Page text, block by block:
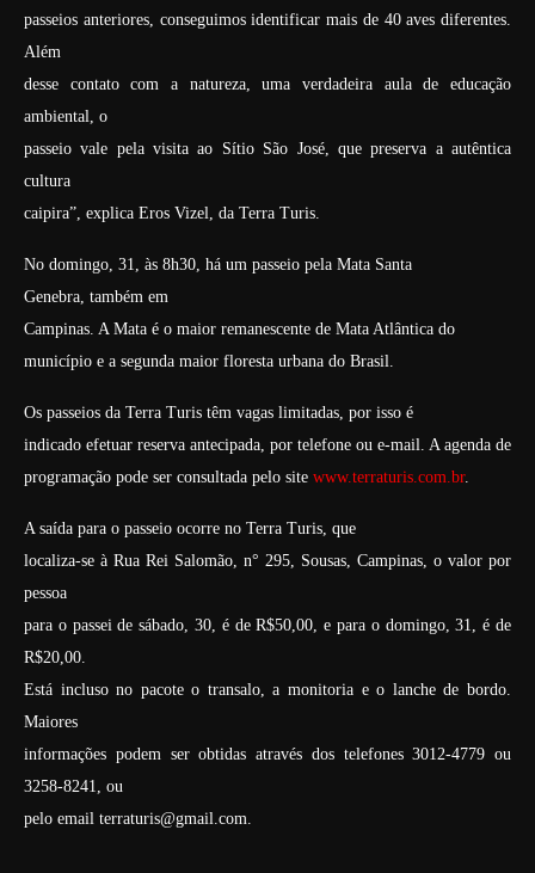
passeios anteriores, conseguimos identificar mais de 40 aves diferentes.
Além
desse contato com a natureza, uma verdadeira aula de educação
ambiental, o
passeio vale pela visita ao Sítio São José, que preserva a autêntica
cultura
caipira”, explica Eros Vizel, da Terra Turis.
No domingo, 31, às 8h30, há um passeio pela Mata Santa
Genebra, também em
Campinas. A Mata é o maior remanescente de Mata Atlântica do
município e a segunda maior floresta urbana do Brasil.
Os passeios da Terra Turis têm vagas limitadas, por isso é
indicado efetuar reserva antecipada, por telefone ou e-mail. A agenda de
programação pode ser consultada pelo site www.terraturis.com.br.
A saída para o passeio ocorre no Terra Turis, que
localiza-se à Rua Rei Salomão, n° 295, Sousas, Campinas, o valor por
pessoa
para o passei de sábado, 30, é de R$50,00, e para o domingo, 31, é de
R$20,00.
Está incluso no pacote o transalo, a monitoria e o lanche de bordo.
Maiores
informações podem ser obtidas através dos telefones 3012-4779 ou
3258-8241, ou
pelo email terraturis@gmail.com.